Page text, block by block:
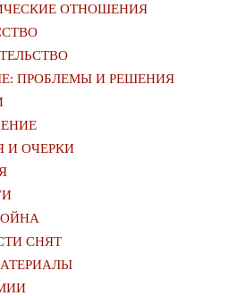
ОТНОШЕНИЯ
ПРОБЛЕМЫ И РЕШЕНИЯ
И ОЧЕРКИ
СНЯТ